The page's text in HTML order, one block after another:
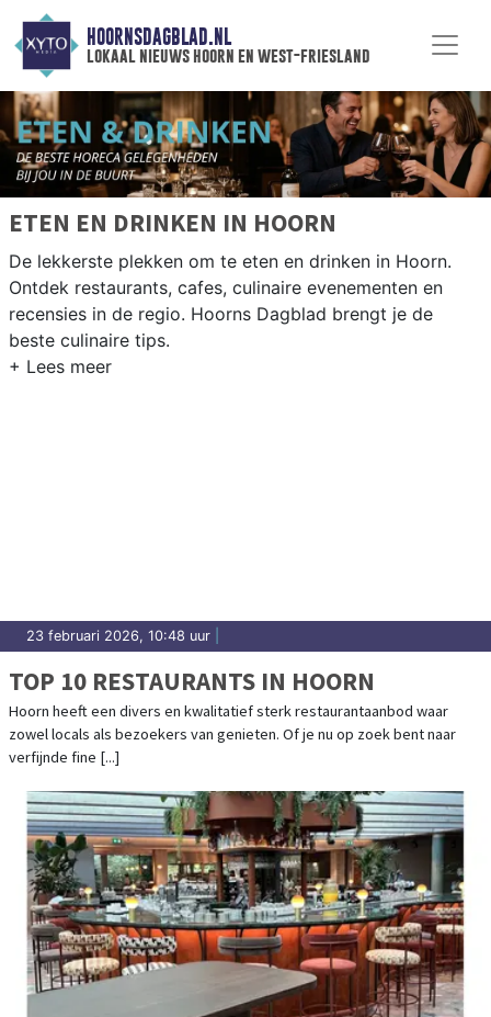
HOORNSDAGBLAD.NL
lokaal nieuws hoorn en west-friesland
ETEN EN DRINKEN IN HOORN
De lekkerste plekken om te eten en drinken in Hoorn.
Ontdek restaurants, cafes, culinaire evenementen en
recensies in de regio. Hoorns Dagblad brengt je de
beste culinaire tips.
23 februari 2026, 10:48 uur
TOP 10 RESTAURANTS IN HOORN
Hoorn heeft een divers en kwalitatief sterk restaurantaanbod waar
zowel locals als bezoekers van genieten. Of je nu op zoek bent naar
verfijnde fine [...]